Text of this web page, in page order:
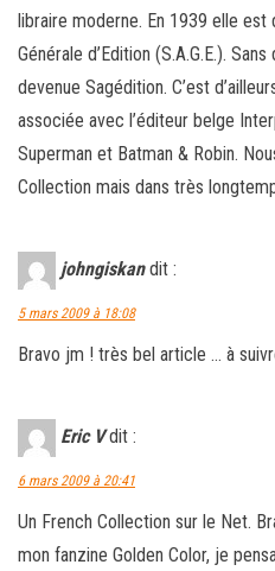
libraire moderne. En 1939 elle est
Générale d’Edition (S.A.G.E.).
devenue Sagédition. C’est
associée avec l’éditeur belge
Superman et Batman & Robin.
Collection mais dans très
johngiskan dit :
5 mars 2009 à 18:08
Bravo jm ! très bel article … à
Eric V dit :
6 mars 2009 à 20:41
Un French Collection sur le Net.
mon fanzine Golden Color, je